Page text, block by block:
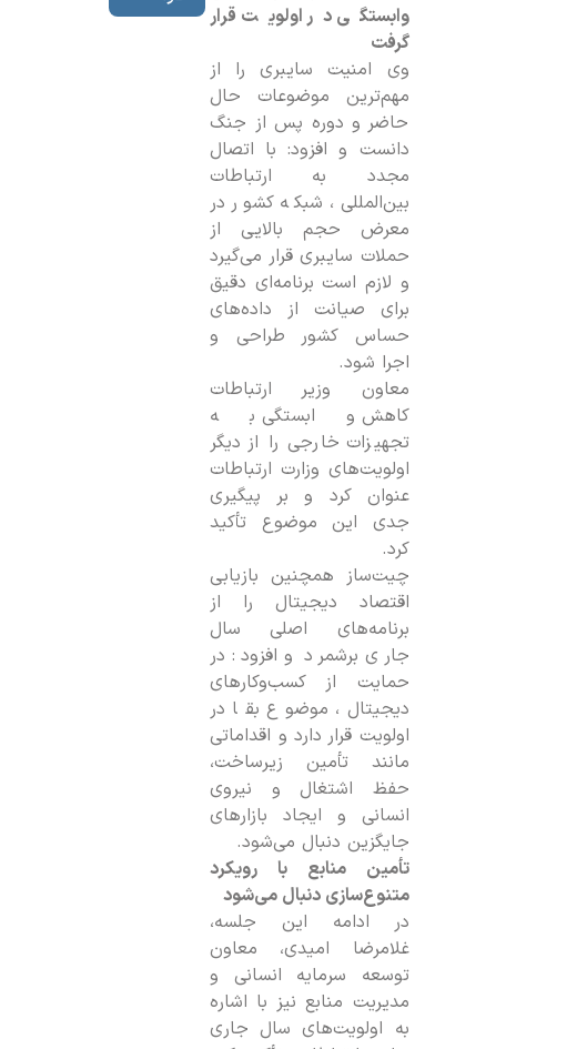
وابستگی در اولویت قرار
گرفت
وی امنیت سایبری را از
مهم‌ترین موضوعات حال
حاضر و دوره پس از جنگ
دانست و افزود: با اتصال
مجدد به ارتباطات
بین‌المللی، شبکه کشور در
معرض حجم بالایی از
حملات سایبری قرار می‌گیرد
و لازم است برنامه‌ای دقیق
برای صیانت از داده‌های
حساس کشور طراحی و
اجرا شود.
معاون وزیر ارتباطات
کاهش وابستگی به
تجهیزات خارجی را از دیگر
اولویت‌های وزارت ارتباطات
عنوان کرد و بر پیگیری
جدی این موضوع تأکید
کرد.
چیت‌ساز همچنین بازیابی
اقتصاد دیجیتال را از
برنامه‌های اصلی سال
جاری برشمرد و افزود: در
حمایت از کسب‌وکارهای
دیجیتال، موضوع بقا در
اولویت قرار دارد و اقداماتی
مانند تأمین زیرساخت،
حفظ اشتغال و نیروی
انسانی و ایجاد بازارهای
جایگزین دنبال می‌شود.
تأمین منابع با رویکرد
متنوع‌سازی دنبال می‌شود
در ادامه این جلسه،
غلامرضا امیدی، معاون
توسعه سرمایه انسانی و
مدیریت منابع نیز با اشاره
به اولویت‌های سال جاری